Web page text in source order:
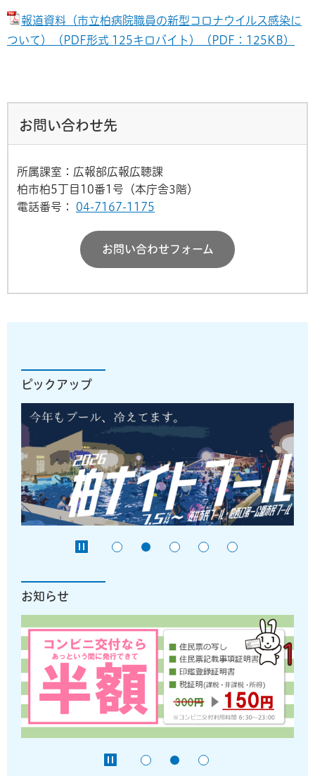
報道資料（市立柏病院職員の新型コロナウイルス感染に
ついて）（PDF形式 125キロバイト）（PDF：125KB）
お問い合わせ先
所属課室：広報部広報広聴課
柏市柏5丁目10番1号（本庁舎3階）
電話番号：
04-7167-1175
お問い合わせフォーム
ピックアップ
お知らせ